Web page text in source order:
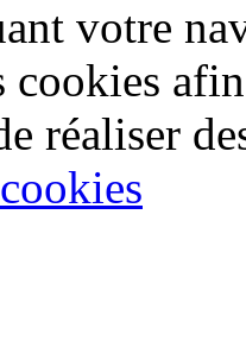
votre
réaliser